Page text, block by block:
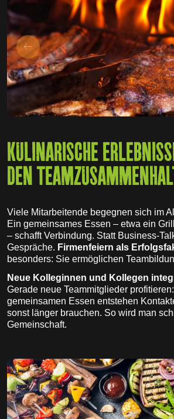
KULINARISCHE
DEN
Viele Mitarbeitende begegnen sich im
Ein gemeinsames Essen – etwa ein
– schafft Verbindung. Statt Business-
Gespräche. Firmenfeiern als
besonders: Sie ermöglichen
Neue Kolleginnen und Kollegen
Gerade neue Teammitglieder
gemeinsamen Essen entstehen
sonst länger brauchen. So wird man
Gemeinschaft.